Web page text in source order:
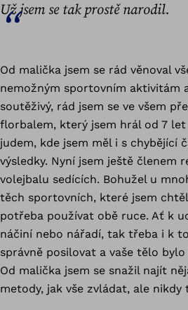
Už jsem se tak prostě narodil.
Od malička jsem se rád věnoval
nemožným sportovním aktivitám
soutěživý, rád jsem se ve všem
florbalem, který jsem hrál od 7
judem, kde jsem měl i s chybějící
výsledky. Nyní jsem ještě členem
volejbalu sedících. Bohužel u
těch sportovních, které jsem
potřeba používat obě ruce. Ať k
náčiní nebo nářadí, tak třeba i k
správně posilovat a vaše tělo
Od malička jsem se snažil najít
metody, jak vše zvládat, ale nikdy